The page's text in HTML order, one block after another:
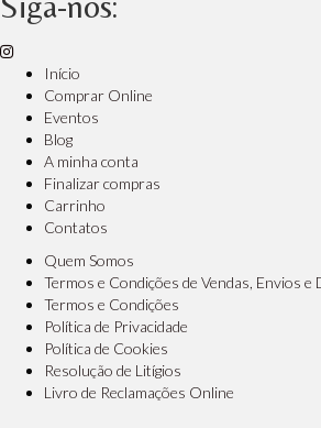
Início
Comprar Online
Eventos
Blog
A minha conta
Finalizar compras
Carrinho
Contatos
Quem Somos
Termos e Condições de Vendas, Envios e
Termos e Condições
Política de Privacidade
Política de Cookies
Resolução de Litígios
Livro de Reclamações Online